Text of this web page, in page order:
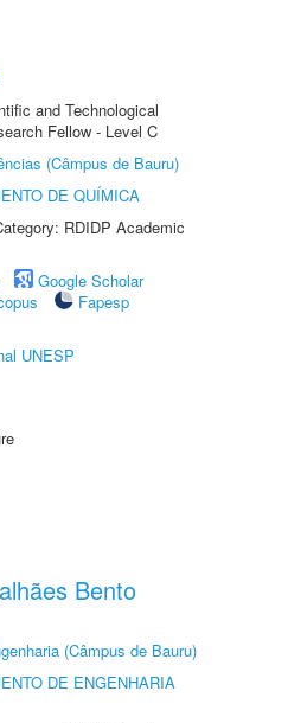
and Technological
Fellow - Level C
(Câmpus de Bauru)
DE QUÍMICA
RDIDP Academic
Google Scholar
Fapesp
UNESP
Bento
(Câmpus de Bauru)
DE ENGENHARIA